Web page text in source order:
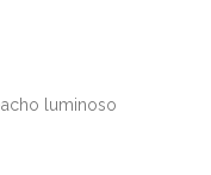
luminoso